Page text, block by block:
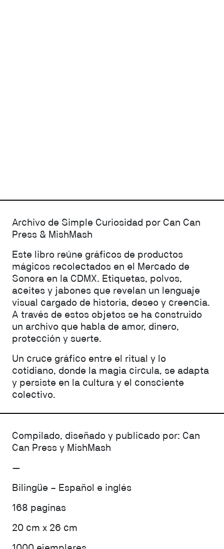
Archivo de Simple Curiosidad por Can Can
Press & MishMash
Este libro reúne gráficos de productos
mágicos recolectados en el Mercado de
Sonora en la CDMX. Etiquetas, polvos,
aceites y jabones que revelan un lenguaje
visual cargado de historia, deseo y creencia.
A través de estos objetos se ha construido
un archivo que habla de amor, dinero,
protección y suerte.
Un cruce gráfico entre el ritual y lo
cotidiano, donde la magia circula, se adapta
y persiste en la cultura y el consciente
colectivo.
Compilado, diseñado y publicado por: Can
Can Press y MishMash
—
Bilingüe – Español e inglés
168 paginas
20 cm x 26 cm